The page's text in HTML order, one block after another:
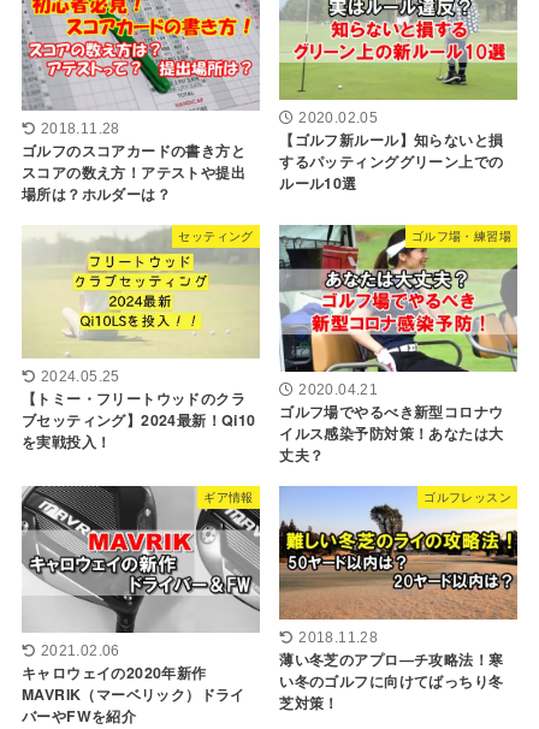
2018.11.28
ゴルフのスコアカードの書き方と
スコアの数え方！アテストや提出
場所は？ホルダーは？
2020.02.05
【ゴルフ新ルール】知らないと損
するパッティンググリーン上での
ルール10選
セッティング
2024.05.25
【トミー・フリートウッドのクラ
ブセッティング】2024最新！Qi10
を実戦投入！
ゴルフ場・練習場
2020.04.21
ゴルフ場でやるべき新型コロナウ
イルス感染予防対策！あなたは大
丈夫？
ギア情報
2021.02.06
キャロウェイの2020年新作
MAVRIK（マーベリック）ドライ
バーやFWを紹介
ゴルフレッスン
2018.11.28
薄い冬芝のアプロ―チ攻略法！寒
い冬のゴルフに向けてばっちり冬
芝対策！